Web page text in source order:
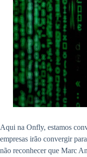
Aqui na Onfly, estamos
empresas irão convergir
não reconhecer que Marc